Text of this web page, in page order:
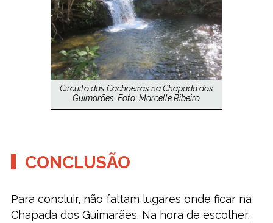
Circuito das Cachoeiras na Chapada dos
Guimarães. Foto: Marcelle Ribeiro.
CONCLUSÃO
Para concluir, não faltam lugares onde ficar na
Chapada dos Guimarães. Na hora de escolher,